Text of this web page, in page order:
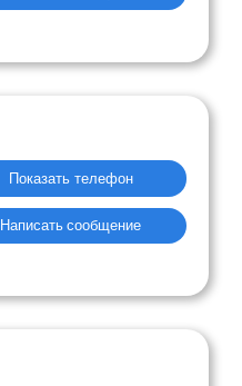
Показать телефон
Написать сообщение